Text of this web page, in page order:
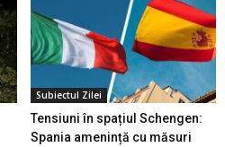
Subiectul Zilei
Tensiuni în spațiul Schengen:
Spania amenință cu măsuri